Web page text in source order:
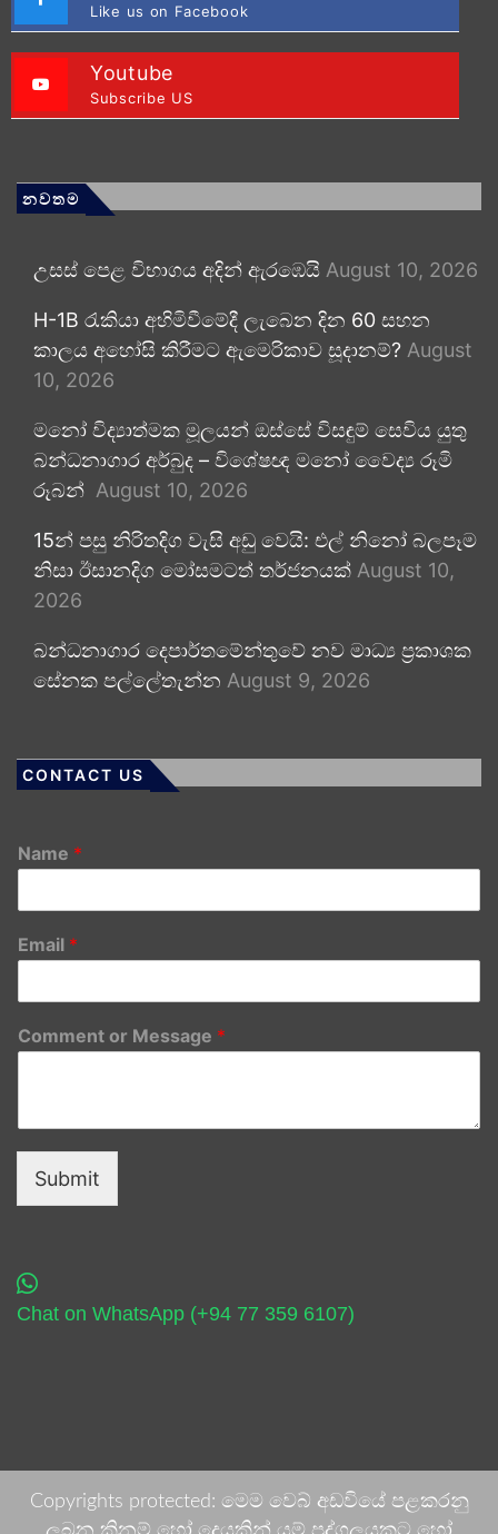
Like us on Facebook
Youtube
Subscribe US
නවතම
උසස් පෙළ විභාගය අදින් ඇරඹෙයි August 10, 2026
H-1B රැකියා අහිමිවීමේදී ලැබෙන දින 60 සහන
කාලය අහෝසි කිරීමට ඇමෙරිකාව සූදානම්? August
10, 2026
මනෝ විද්‍යාත්මක මූලයන් ඔස්සේ විසඳුම් සෙවිය යුතු
බන්ධනාගාර අර්බුද – විශේෂඥ මනෝ වෛද්‍ය රූමි
රූබන් August 10, 2026
15න් පසු නිරිතදිග වැසි අඩු වෙයි: එල් නිනෝ බලපෑම
නිසා ඊසානදිග මෝසමටත් තර්ජනයක් August 10,
2026
බන්ධනාගාර දෙපාර්තමේන්තුවේ නව මාධ්‍ය ප්‍රකාශක
සේනක පල්ලේතැන්න August 9, 2026
CONTACT US
Name *
Email *
Comment or Message *
Submit
Chat on WhatsApp (+94 77 359 6107)
Copyrights protected: මෙම වෙබ් අඩවියේ පළකරනු